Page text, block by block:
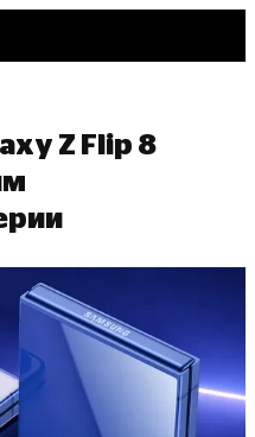
Z Flip 8